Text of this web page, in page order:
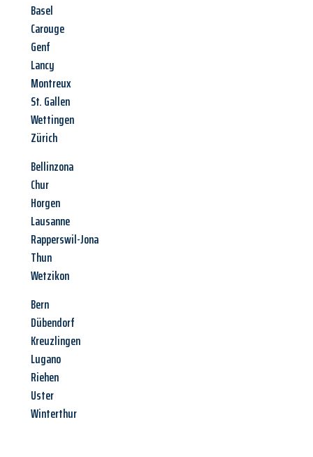
Basel
Carouge
Genf
Lancy
Montreux
St. Gallen
Wettingen
Zürich
Bellinzona
Chur
Horgen
Lausanne
Rapperswil-Jona
Thun
Wetzikon
Bern
Dübendorf
Kreuzlingen
Lugano
Riehen
Uster
Winterthur